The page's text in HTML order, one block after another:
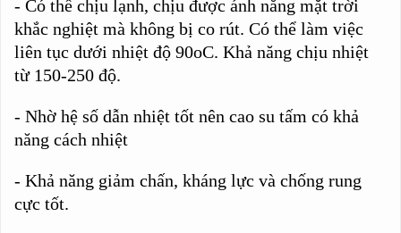
- Có thể chịu lạnh, chịu được ánh nắng mặt trời
khắc nghiệt mà không bị co rút. Có thể làm việc
liên tục dưới nhiệt độ 90oC. Khả năng chịu nhiệt
từ 150-250 độ.
- Nhờ hệ số dẫn nhiệt tốt nên cao su tấm có khả
năng cách nhiệt
- Khả năng giảm chấn, kháng lực và chống rung
cực tốt.